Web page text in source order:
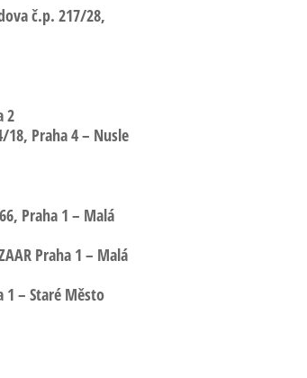
č.p. 217/28,
2
Praha 4 – Nusle
Praha 1 – Malá
Praha 1 – Malá
1 – Staré Město